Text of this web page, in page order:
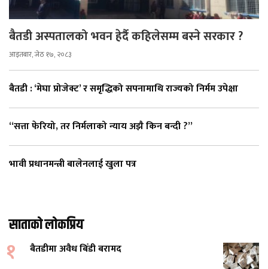
बैतडी अस्पतालको भवन हेर्दै कहिलेसम्म बस्ने सरकार ?
आइतबार, जेठ १७, २०८३
बैतडी : ‘मेघा प्रोजेक्ट’ र समृद्धिको सपनामाथि राज्यको निर्मम उपेक्षा
“सत्ता फेरियो, तर निर्मलाको न्याय अझै किन बन्दी ?”
भावी प्रधानमन्त्री बालेनलाई खुला पत्र
साताको लोकप्रिय
१ बैतडीमा अवैध बिँडी बरामद